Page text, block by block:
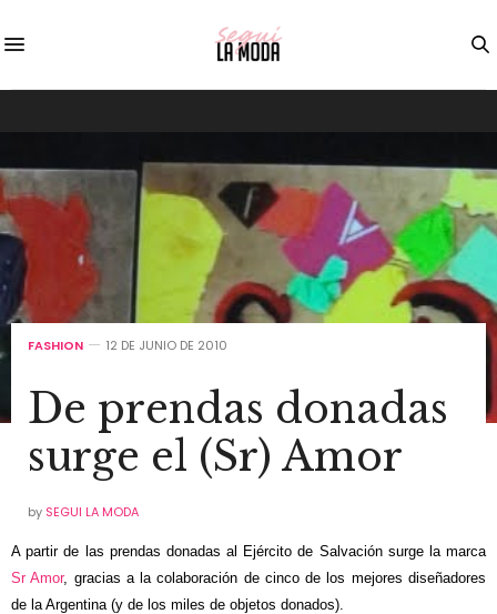
FASHION 12 DE JUNIO DE 2010
De prendas donadas
surge el (Sr) Amor
by SEGUI LA MODA
A partir de las prendas donadas al Ejército de Salvación surge la marca
Sr Amor, gracias a la colaboración de cinco de los mejores diseñadores
de la Argentina (y de los miles de objetos donados).